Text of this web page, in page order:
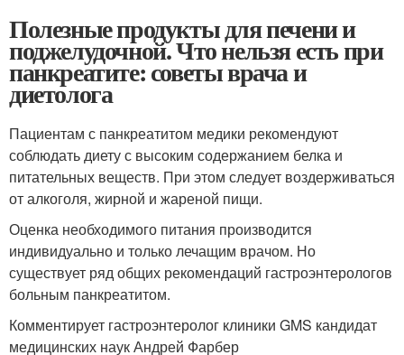
Полезные продукты для печени и
поджелудочной. Что нельзя есть при
панкреатите: советы врача и
диетолога
Пациентам с панкреатитом медики рекомендуют
соблюдать диету с высоким содержанием белка и
питательных веществ. При этом следует воздерживаться
от алкоголя, жирной и жареной пищи.
Оценка необходимого питания производится
индивидуально и только лечащим врачом. Но
существует ряд общих рекомендаций гастроэнтерологов
больным панкреатитом.
Комментирует гастроэнтеролог клиники GMS кандидат
медицинских наук Андрей Фарбер